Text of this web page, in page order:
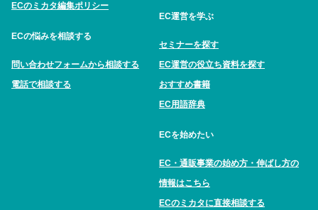
ECのミカタ編集ポリシー
ECの悩みを相談する
問い合わせフォームから相談する
電話で相談する
EC運営を学ぶ
セミナーを探す
EC運営の役立ち資料を探す
おすすめ書籍
EC用語辞典
ECを始めたい
EC・通販事業の始め方・伸ばし方の
情報はこちら
ECのミカタに直接相談する